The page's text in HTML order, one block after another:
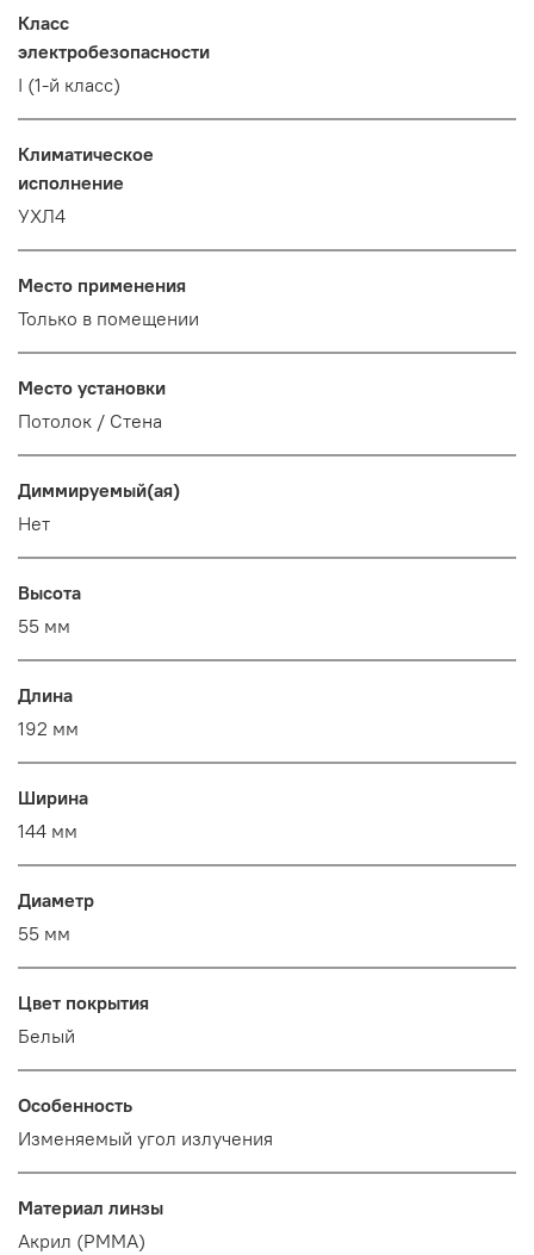
Класс
электробезопасности
I (1-й класс)
Климатическое
исполнение
УХЛ4
Место применения
Только в помещении
Место установки
Потолок / Cтена
Диммируемый(ая)
Нет
Высота
55 мм
Длина
192 мм
Ширина
144 мм
Диаметр
55 мм
Цвет покрытия
Белый
Особенность
Изменяемый угол излучения
Материал линзы
Акрил (PMMA)